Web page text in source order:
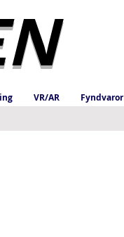
VR/AR Fyndvaror